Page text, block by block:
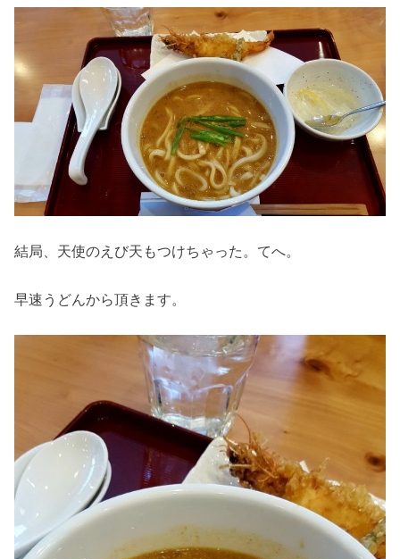
結局、天使のえび天もつけちゃった。てへ。
早速うどんから頂きます。